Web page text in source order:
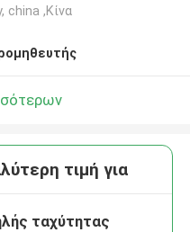
china ,Κίνα
τιμή για
ταχύτητας